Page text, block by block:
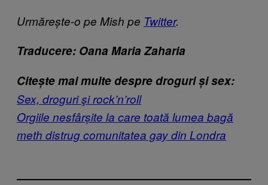
Urmărește-o pe Mish pe Twitter.
Traducere: Oana Maria Zaharia
Citește mai multe despre droguri și sex:
Sex, droguri şi rock’n’roll
Orgiile nesfârșite la care toată lumea bagă
meth distrug comunitatea gay din Londra